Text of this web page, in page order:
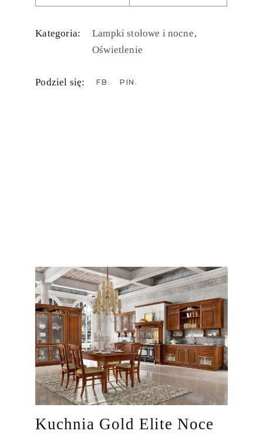
Kategoria:
Lampki stołowe i nocne
Oświetlenie
Podziel się: FB PIN
Kuchnia Gold Elite Noce